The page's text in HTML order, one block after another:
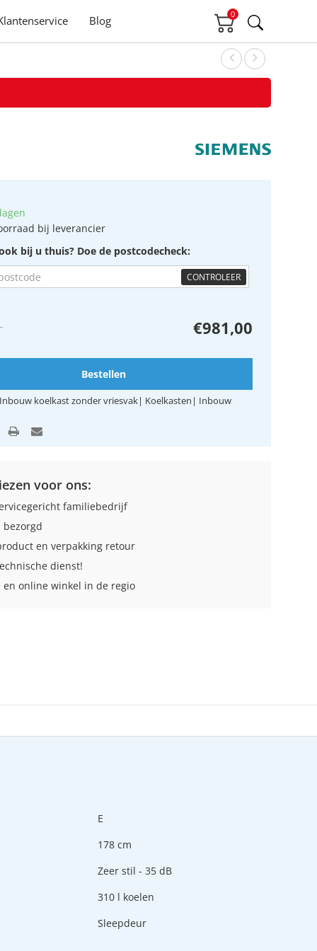
0
Blog
bij leverancier
bij u thuis? Doe de postcodecheck:
CONTROLEER
€981,00
Bestellen
Inbouw koelkast zonder vriesvak| Koelkasten | Inbouw
voor ons:
familiebedrijf
bezorgd
en verpakking retour
dienst!
en online winkel in de regio
E
178 cm
Zeer stil - 35 dB
310 l koelen
Sleepdeur